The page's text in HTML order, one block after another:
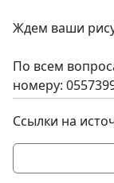
Ждем ваши
По всем
номеру:
Ссылки на